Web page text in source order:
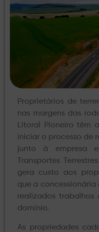
Proprietários de
nas margens das
Litoral Pioneiro têm
iniciar o processo de
junto à empresa
Transportes
gera custo aos
que a concessionária
realizados trabalhos
domínio.
As propriedades